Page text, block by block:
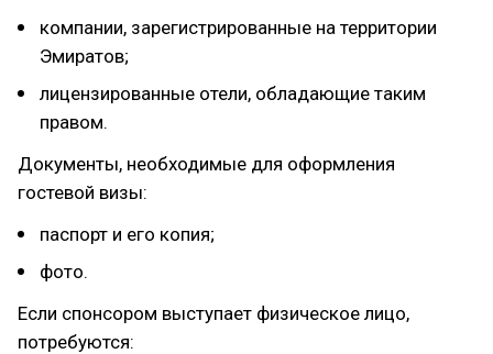
компании, зарегистрированные на территории
Эмиратов;
лицензированные отели, обладающие таким
правом.
Документы, необходимые для оформления
гостевой визы:
паспорт и его копия;
фото.
Если спонсором выступает физическое лицо,
потребуются: